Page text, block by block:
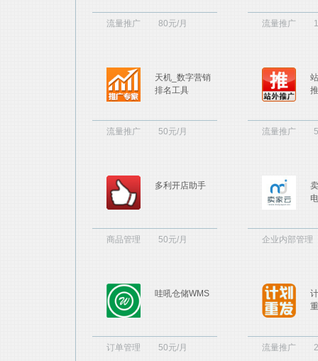
流量推广 80元/月 流量推广
天机_数字营销
排名工具
流量推广 50元/月 流量推广
多利开店助手
商品管理 50元/月 企业内部管理
哇吼仓储WMS
订单管理 50元/月 流量推广